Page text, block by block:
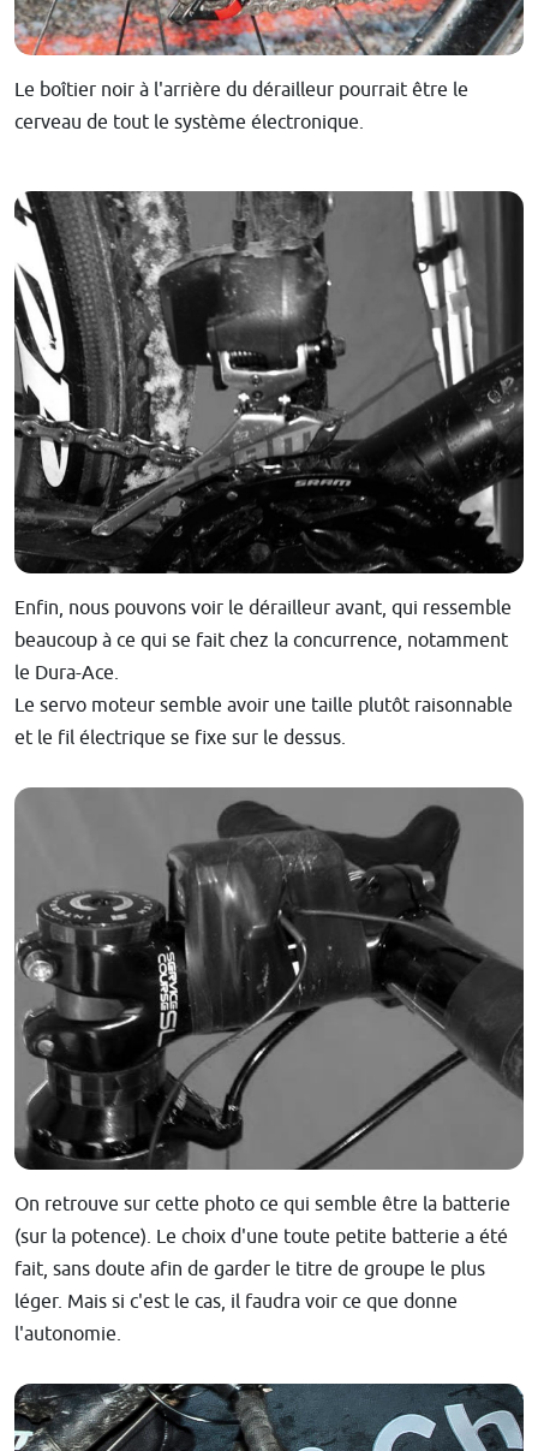
Le boîtier noir à l'arrière du dérailleur pourrait être le
cerveau de tout le système électronique.
Enfin, nous pouvons voir le dérailleur avant, qui ressemble
beaucoup à ce qui se fait chez la concurrence, notamment
le Dura-Ace.
Le servo moteur semble avoir une taille plutôt raisonnable
et le fil électrique se fixe sur le dessus.
On retrouve sur cette photo ce qui semble être la batterie
(sur la potence). Le choix d'une toute petite batterie a été
fait, sans doute afin de garder le titre de groupe le plus
léger. Mais si c'est le cas, il faudra voir ce que donne
l'autonomie.